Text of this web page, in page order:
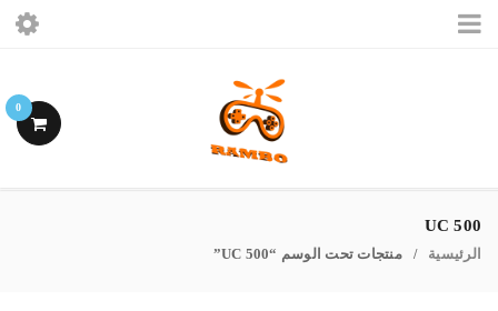
الرئيسيه
ببجى موبايل
0
500 UC
الرئيسية / منتجات تحت الوسم “500 UC”